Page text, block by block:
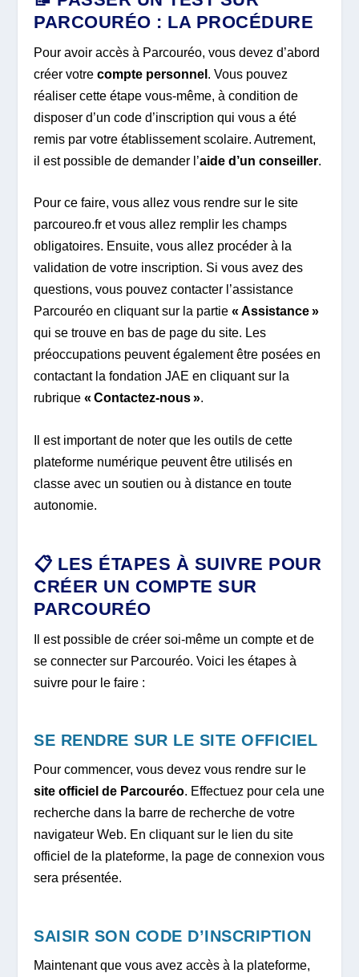
PARCOURÉO : LA PROCÉDURE
Pour avoir accès à Parcouréo, vous devez d’abord
créer votrecompte personnel . Vous pouvez
réaliser cette étape vous-même, à condition de
disposer d’un code d’inscription qui vous a été
remis par votre établissement scolaire. Autrement,
il est possible de demander l’aide d’un conseiller.
Pour ce faire, vous allez vous rendre sur le site
parcoureo.fr et vous allez remplir les champs
obligatoires. Ensuite, vous allez procéder à la
validation de votre inscription. Si vous avez des
questions, vous pouvez contacter l’assistance
Parcouréo en cliquant sur la partie« Assistance »
qui se trouve en bas de page du site. Les
préoccupations peuvent également être posées en
contactant la fondation JAE en cliquant sur la
rubrique« Contactez-nous ».
Il est important de noter que les outils de cette
plateforme numérique peuvent être utilisés en
classe avec un soutien ou à distance en toute
autonomie.
📋 LES ÉTAPES À SUIVRE POUR
CRÉER UN COMPTE SUR
PARCOURÉO
Il est possible de créer soi-même un compte et de
se connecter sur Parcouréo. Voici les étapes à
suivre pour le faire :
SE RENDRE SUR LE SITE OFFICIEL
Pour commencer, vous devez vous rendre sur le
site officiel de Parcouréo. Effectuez pour cela une
recherche dans la barre de recherche de votre
navigateur Web. En cliquant sur le lien du site
officiel de la plateforme, la page de connexion vous
sera présentée.
SAISIR SON CODE D’INSCRIPTION
Maintenant que vous avez accès à la plateforme,